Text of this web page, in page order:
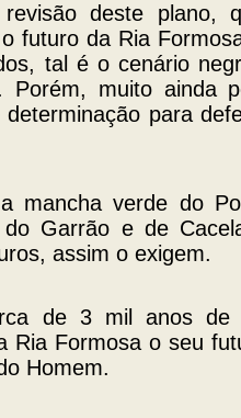
deste plano,
futuro da Ria
tal é o cenário
Porém, muito ainda
determinação para
mancha verde do
Garrão e de
assim o exigem.
de 3 mil anos de
Ria Formosa o seu
Homem.